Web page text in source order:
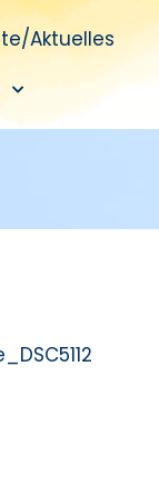
Aktuelles